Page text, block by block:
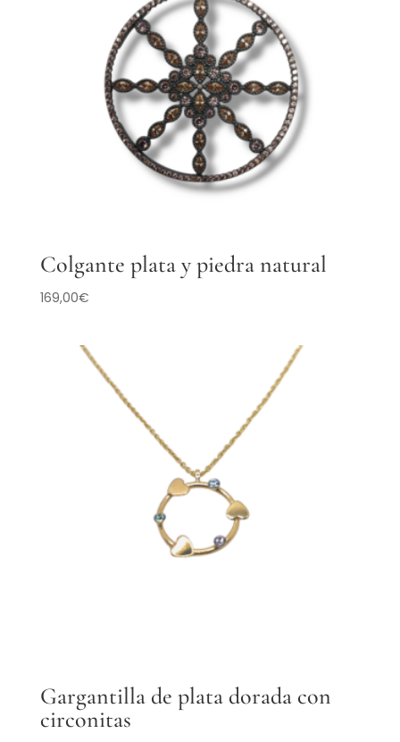
Colgante plata y piedra natural
169,00€
Gargantilla de plata dorada con
circonitas